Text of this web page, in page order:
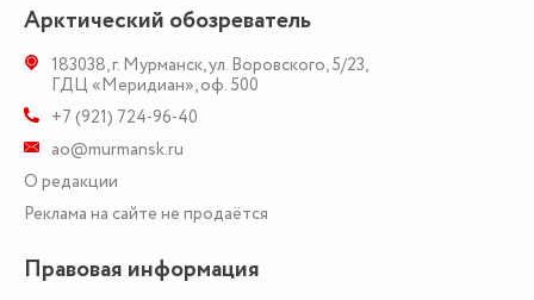
Арктический обозреватель
183038,г. Мурманск,ул. Воровского, 5/23,
ГДЦ «Меридиан», оф. 500
+7 (921) 724-96-40
ao@murmansk.ru
О редакции
Реклама на сайте не продаётся
Правовая информация